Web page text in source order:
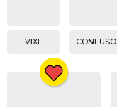
VIXE CONFUSO